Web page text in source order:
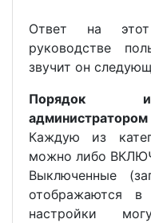
Ответ на
руководстве
звучит он
Порядок
администратором
Каждую из
можно либо
Выключенные
отображаются
настройки